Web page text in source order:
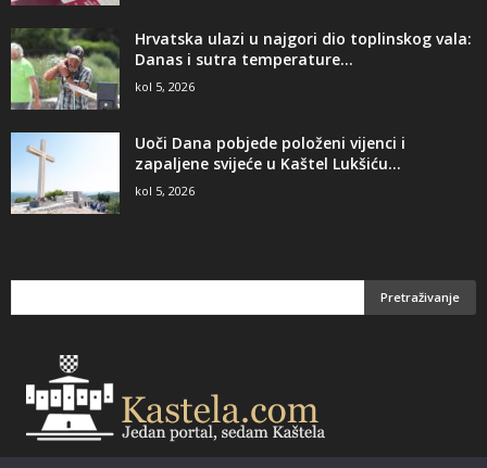
Hrvatska ulazi u najgori dio toplinskog vala:
Danas i sutra temperature...
kol 5, 2026
Uoči Dana pobjede položeni vijenci i
zapaljene svijeće u Kaštel Lukšiću...
kol 5, 2026